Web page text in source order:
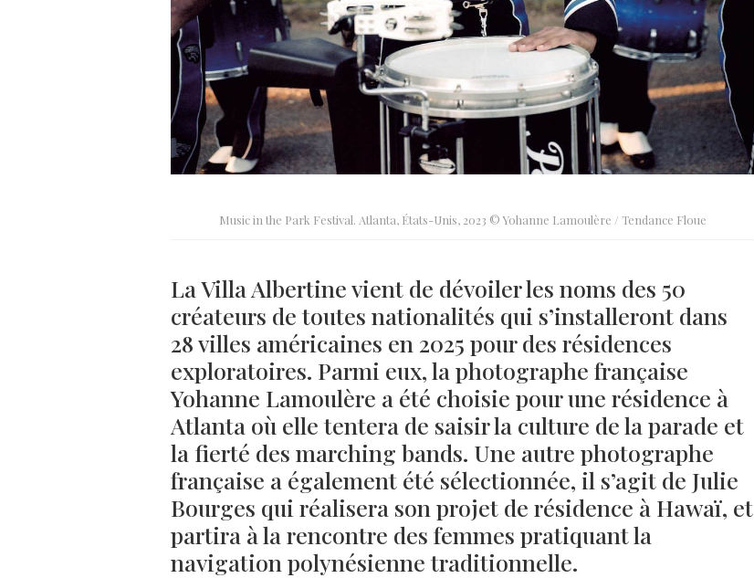
Music in the Park Festival. Atlanta, États-Unis, 2023 © Yohanne Lamoulère / Tendance Floue
La Villa Albertine vient de dévoiler les noms des 50
créateurs de toutes nationalités qui s’installeront dans
28 villes américaines en 2025 pour des résidences
exploratoires. Parmi eux, la photographe française
Yohanne Lamoulère a été choisie pour une résidence à
Atlanta où elle tentera de saisir la culture de la parade et
la fierté des marching bands. Une autre photographe
française a également été sélectionnée, il s’agit de Julie
Bourges qui réalisera son projet de résidence à Hawaï, et
partira à la rencontre des femmes pratiquant la
navigation polynésienne traditionnelle.